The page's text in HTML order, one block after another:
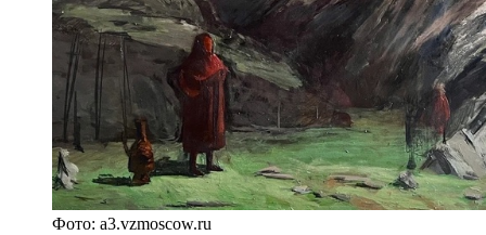
Фото: a3.vzmoscow.ru